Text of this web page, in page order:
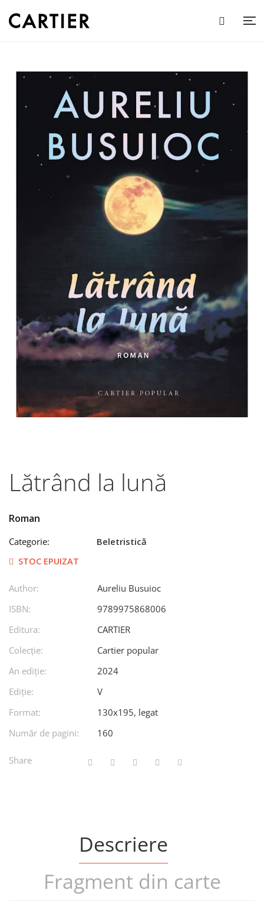
Lătrând la lună
Roman
Categorie:
Beletristică
STOC EPUIZAT
Author:
Aureliu Busuioc
ISBN:
9789975868006
Editura:
CARTIER
Colecție:
Cartier popular
An ediţie:
2024
Ediţie:
V
Format:
130x195, legat
Număr de pagini:
160
Share
Descriere
Fragment din carte